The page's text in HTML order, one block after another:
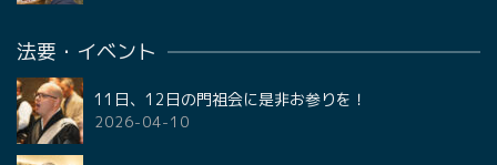
法要・イベント
11日、12日の門祖会に是非お参りを！
2026-04-10